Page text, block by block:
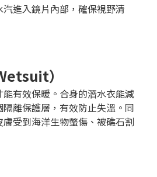
進入鏡片內部，確保視野清
）
有效保暖。合身的潛水衣能減
離保護層，有效防止失溫。同
受到海洋生物螫傷、被礁石割